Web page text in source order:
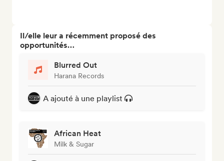
Il/elle leur a récemment proposé des
opportunités…
Blurred Out
Harana Records
A ajouté à une playlist
African Heat
Milk & Sugar